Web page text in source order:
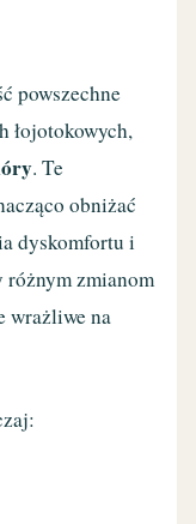
powszechne
łojotokowych,
. Te
obniżać
dyskomfortu i
różnym zmianom
wrażliwe na